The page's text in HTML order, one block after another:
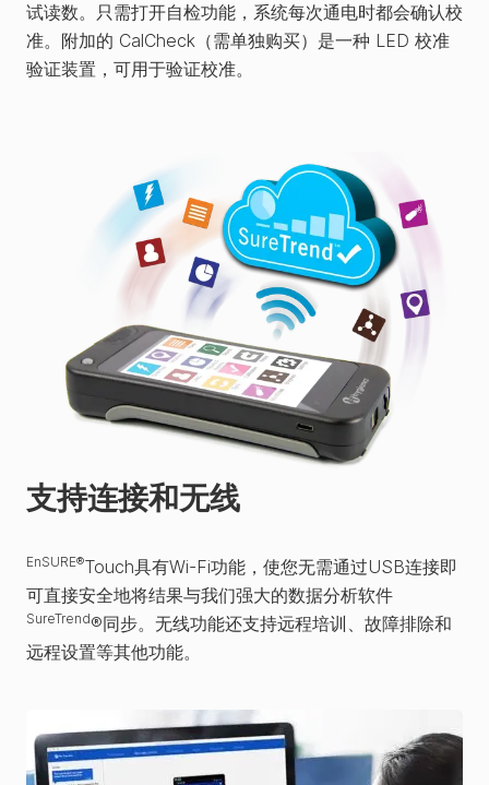
试读数。只需打开自检功能，系统每次通电时都会确认校
准。附加的 CalCheck（需单独购买）是一种 LED 校准
验证装置，可用于验证校准。
支持连接和无线
EnSURE®Touch具有Wi-Fi功能，使您无需通过USB连接即
可直接安全地将结果与我们强大的数据分析软件
SureTrend®同步。无线功能还支持远程培训、故障排除和
远程设置等其他功能。